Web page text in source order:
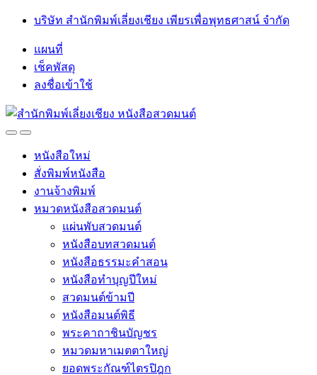
Skip
navigation
Skip
บริษัท สำนักพิมพ์เลี่ยงเชียง เพียรเพื่อพุทธศาสน์ จำกัด
แผนที่
เช็คพัสดุ
ลงชื่อเข้าใช้
OpenClose
หนังสือใหม่
สั่งพิมพ์หนังสือ
งานจ้างพิมพ์
หมวดหนังสือสวดมนต์
แผ่นพับสวดมนต์
หนังสือบทสวดมนต์
หนังสือธรรมะคำสอน
หนังสือทำบุญปีใหม่
สวดมนต์ข้ามปี
หนังสือมนต์พิธี
พระคาถาชินบัญชร
หมวดมหาเมตตาใหญ่
ยอดพระกัณฑ์ไตรปิฎก